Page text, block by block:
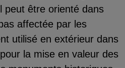
peut être orienté dans
affectée par les
utilisé en extérieur dans
la mise en valeur des